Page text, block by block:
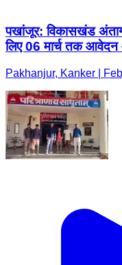
पखांजूर: विकासखंड
लिए 06 मार्च तक
Pakhanjur, Kanker |